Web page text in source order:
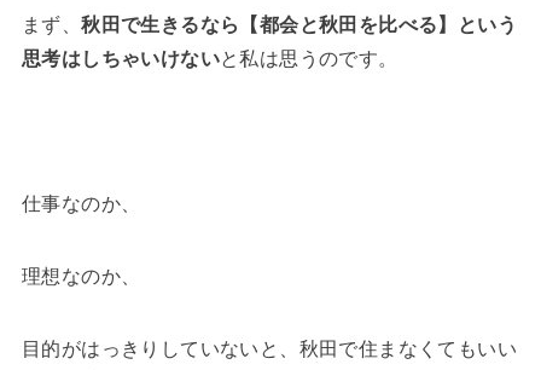
まず、秋田で生きるなら【都会と秋田を比べる】という
思考はしちゃいけないと私は思うのです。
仕事なのか、
理想なのか、
目的がはっきりしていないと、秋田で住まなくてもいい